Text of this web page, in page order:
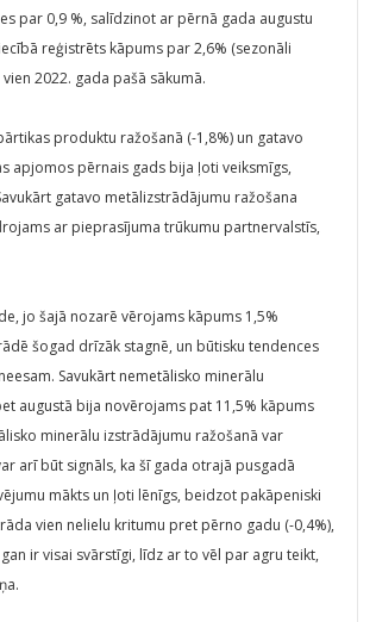
par 0,9 %, salīdzinot ar pērnā gada augustu
reģistrēts kāpums par 2,6% (sezonāli
2022. gada pašā sākumā.
produktu ražošanā (-1,8%) un gatavo
apjomos pērnais gads bija ļoti veiksmīgs,
gatavo metālizstrādājumu ražošana
ar pieprasījuma trūkumu partnervalstīs,
jo šajā nozarē vērojams kāpums 1,5%
šogad drīzāk stagnē, un būtisku tendences
Savukārt nemetālisko minerālu
augustā bija novērojams pat 11,5% kāpums
minerālu izstrādājumu ražošanā var
arī būt signāls, ka šī gada otrajā pusgadā
mākts un ļoti lēnīgs, beidzot pakāpeniski
vien nelielu kritumu pret pērno gadu (-0,4%),
ir visai svārstīgi, līdz ar to vēl par agru teikt,